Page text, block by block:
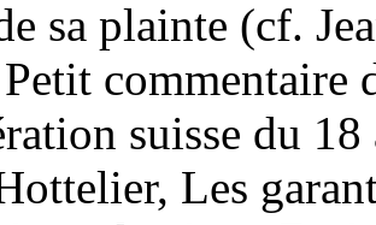
sa plainte (cf.
commentaire
suisse du
Les